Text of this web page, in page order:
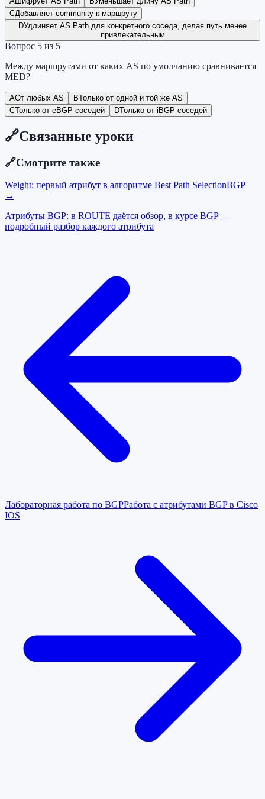
CДобавляет community к маршруту
DУдлиняет AS Path для конкретного соседа, делая путь менее
привлекательным
Вопрос 5 из 5
Между маршрутами от каких AS по умолчанию сравнивается
MED?
AОт любых AS BТолько от одной и той же AS
CТолько от eBGP-соседей DТолько от iBGP-соседей
🔗Связанные уроки
🔗Смотрите также
Weight: первый атрибут в алгоритме Best Path SelectionBGP
→
Атрибуты BGP: в ROUTE даётся обзор, в курсе BGP —
подробный разбор каждого атрибута
Лабораторная работа по BGPРабота с атрибутами BGP в Cisco
IOS